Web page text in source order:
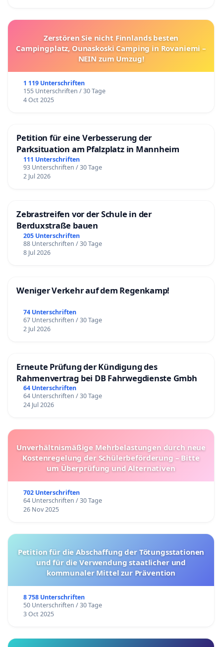
Zerstören Sie nicht Finnlands besten
Campingplatz, Ounaskoski Camping in Rovaniemi –
NEIN zum Umzug!
1 119 Unterschriften
155 Unterschriften / 30 Tage
4 Oct 2025
Petition für eine Verbesserung der
Parksituation am Pfalzplatz in Mannheim
111 Unterschriften
93 Unterschriften / 30 Tage
2 Jul 2026
Zebrastreifen vor der Schule in der
Berduxstraße bauen
205 Unterschriften
88 Unterschriften / 30 Tage
8 Jul 2026
Weniger Verkehr auf dem Regenkamp!
74 Unterschriften
67 Unterschriften / 30 Tage
2 Jul 2026
Erneute Prüfung der Kündigung des
Rahmenvertrag bei DB Fahrwegdienste Gmbh
64 Unterschriften
64 Unterschriften / 30 Tage
24 Jul 2026
Unverhältnismäßige Mehrbelastungen durch neue
Kostenregelung der Schülerbeförderung – Bitte
um Überprüfung und Alternativen
702 Unterschriften
64 Unterschriften / 30 Tage
26 Nov 2025
Petition für die Abschaffung der Tötungsstationen
und für die Verwendung staatlicher und
kommunaler Mittel zur Prävention
8 758 Unterschriften
50 Unterschriften / 30 Tage
3 Oct 2025